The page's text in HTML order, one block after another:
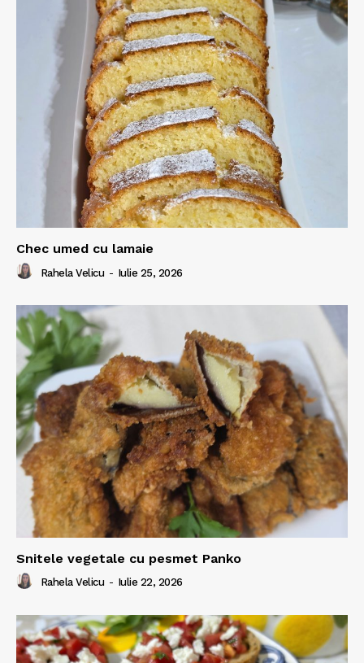
Chec umed cu lamaie
Rahela Velicu - Iulie 25, 2026
Snitele vegetale cu pesmet Panko
Rahela Velicu - Iulie 22, 2026